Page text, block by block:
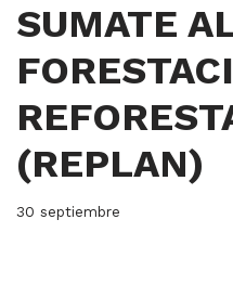
SUMATE
(REPLAN)
30 septiembre